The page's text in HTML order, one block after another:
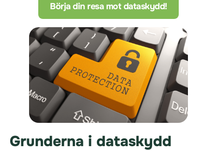
Börja din resa mot dataskydd!
Grunderna i dataskydd